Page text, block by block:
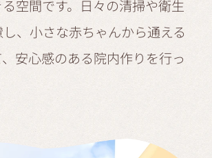
空間です。日々の清掃や衛生
、小さな赤ちゃんから通える
安心感のある院内作りを行っ